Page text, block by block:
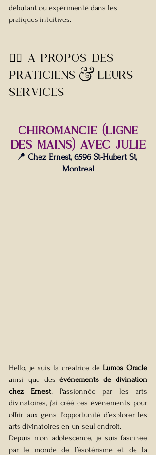
débutant ou expérimenté dans les
pratiques intuitives.
🧙‍♀️ a propos des
praticiens & leurs
SERVICES
cHIROMANCIE (LIGNE
DES MAINS) AVEC JULIE
📍 Chez Ernest, 6596 St-Hubert St,
Montreal
Hello, je suis la créatrice de Lumos Oracle
ainsi que des événements de divination
chez Ernest. Passionnée par les arts
divinatoires, j’ai créé ces événements pour
offrir aux gens l’opportunité d’explorer les
arts divinatoires en un seul endroit.
Depuis mon adolescence, je suis fascinée
par le monde de l’ésotérisme et de la